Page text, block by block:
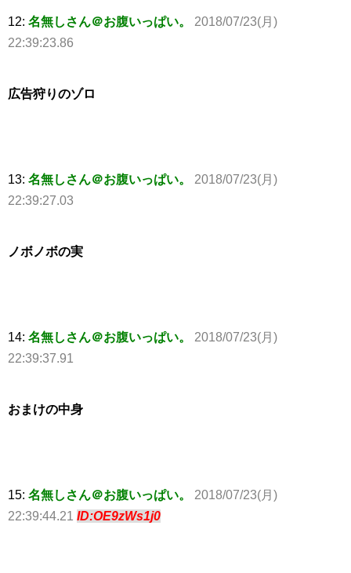
12: 名無しさん＠お腹いっぱい。
2018/07/23(月)
22:39:23.86
広告狩りのゾロ
13: 名無しさん＠お腹いっぱい。
2018/07/23(月)
22:39:27.03
ノボノボの実
14: 名無しさん＠お腹いっぱい。
2018/07/23(月)
22:39:37.91
おまけの中身
15: 名無しさん＠お腹いっぱい。
2018/07/23(月)
22:39:44.21 ID:OE9zWs1j0